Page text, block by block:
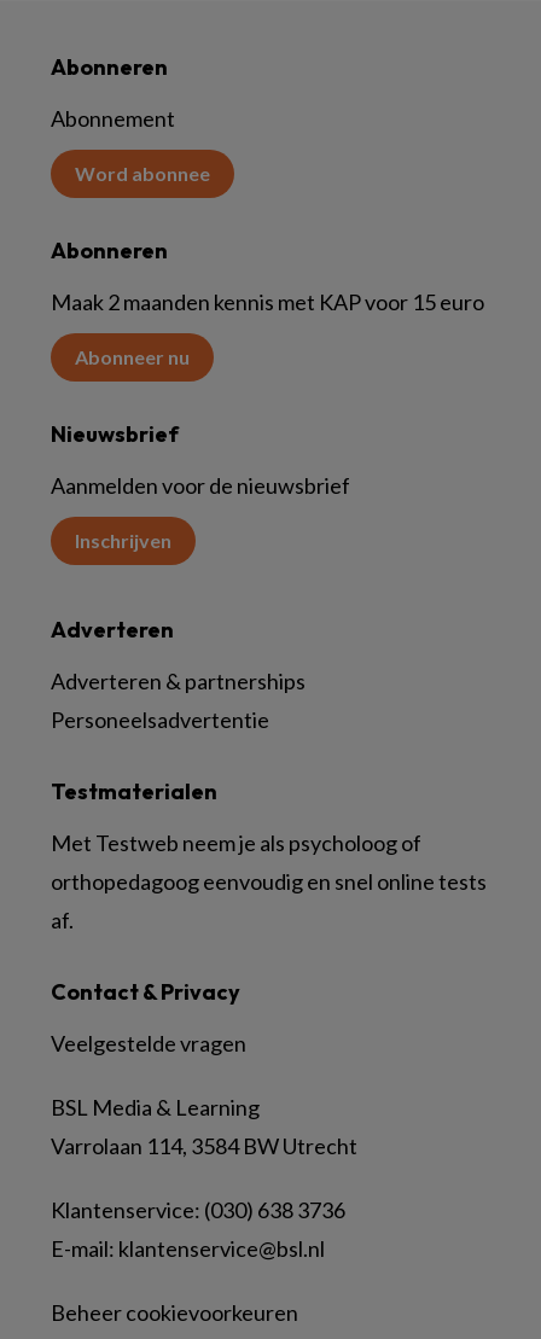
Abonneren
Abonnement
Word abonnee
Abonneren
Maak 2 maanden kennis met KAP voor 15 euro
Abonneer nu
Nieuwsbrief
Aanmelden voor de nieuwsbrief
Inschrijven
Contact & Privacy
Veelgestelde vragen
BSL Media & Learning
Varrolaan 114, 3584 BW Utrecht
Klantenservice: (030) 638 3736
E-mail: klantenservice@bsl.nl
Beheer cookievoorkeuren
Testmaterialen
Met Testweb neem je als psycholoog of
orthopedagoog eenvoudig en snel online tests
af.
Adverteren
Adverteren & partnerships
Personeelsadvertentie